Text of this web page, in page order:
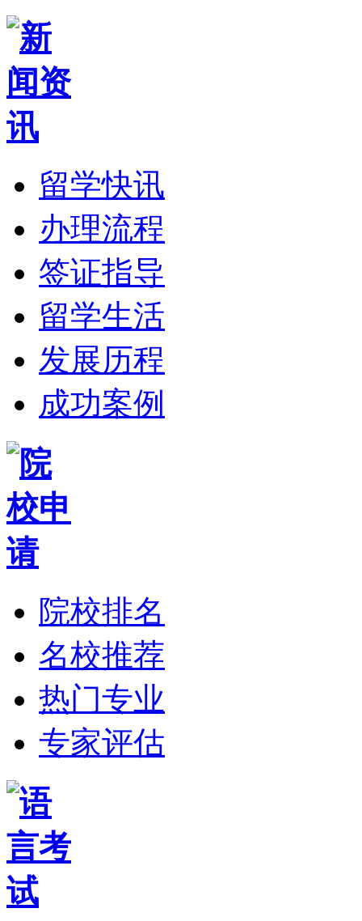
留学快讯
办理流程
签证指导
留学生活
发展历程
成功案例
院校排名
名校推荐
热门专业
专家评估